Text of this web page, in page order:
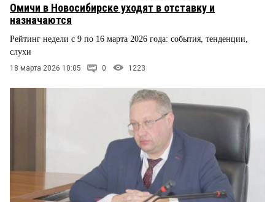
Омичи в Новосибирске уходят в отставку и
назначаются
Рейтинг недели с 9 по 16 марта 2026 года: события, тенденции,
слухи
18 марта 2026 10:05 0 1223